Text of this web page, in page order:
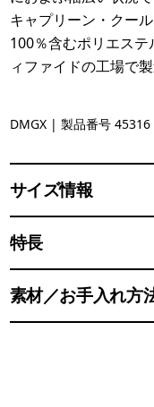
キャプリーン・クー
100％含むポリエス
ィファイドの工場で
Dried Mango -
DMGX | 製品番号 45316
サイズ情報
特長
素材／お手入れ方